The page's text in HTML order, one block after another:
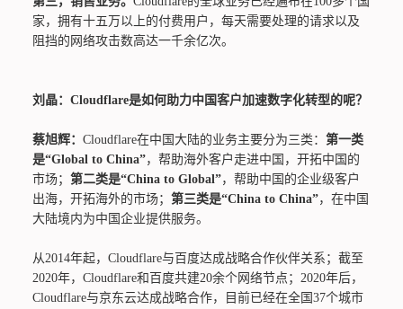
家，拥有十五万以上的付费用户，每天需要处理的请求以及
阻挡的网络攻击数高达一千余亿次。
刘晶：Cloudflare是如何助力中国客户加速数字化转型的呢？
蔡旭辉： Cloudflare在中国大陆的业务主要分为三类： 第一类
是“Global to China”，帮助海外客户走进中国，开拓中国的
市场； 第二类是“China to Global”，帮助中国的企业级客户
出海，开拓海外的市场； 第三类是“China to China”，在中国
大陆境内为中国企业提供服务。
从2014年起，Cloudflare与百度达成战略合作伙伴关系；截至
2020年，Cloudflare和百度共建20余个网络节点；2020年后，
Cloudflare与京东云达成战略合作，目前已经在全国37个城市